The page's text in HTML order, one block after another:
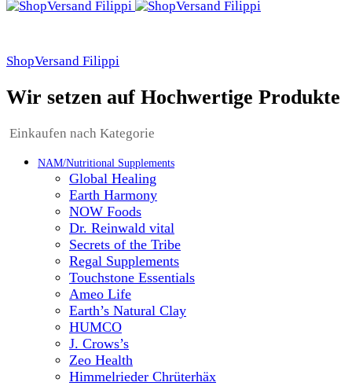
ShopVersand Filippi
Wir setzen auf Hochwertige Produkte
Einkaufen nach Kategorie
NAM/Nutritional Supplements
Global Healing
Earth Harmony
NOW Foods
Dr. Reinwald vital
Secrets of the Tribe
Regal Supplements
Touchstone Essentials
Ameo Life
Earth’s Natural Clay
HUMCO
J. Crows’s
Zeo Health
Himmelrieder Chrüterhäx